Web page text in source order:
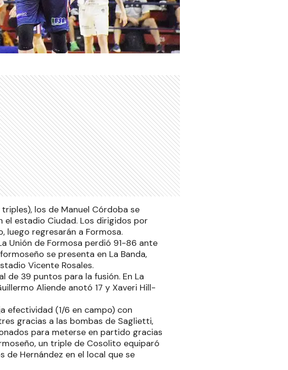
los de Manuel Córdoba se
el estadio Ciudad. Los dirigidos por
luego regresarán a Formosa.
Unión de Formosa perdió 91-86 ante
se presenta en La Banda,
Vicente Rosales.
de 39 puntos para la fusión. En La
Aliende anotó 17 y Xaveri Hill-
efectividad (1/6 en campo) con
gracias a las bombas de Saglietti,
para meterse en partido gracias
un triple de Cosolito equiparó
Hernández en el local que se